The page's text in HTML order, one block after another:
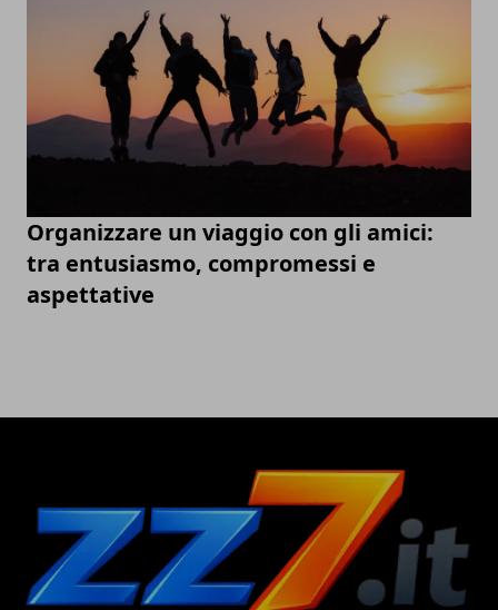
Organizzare un viaggio con gli amici:
tra entusiasmo, compromessi e
aspettative